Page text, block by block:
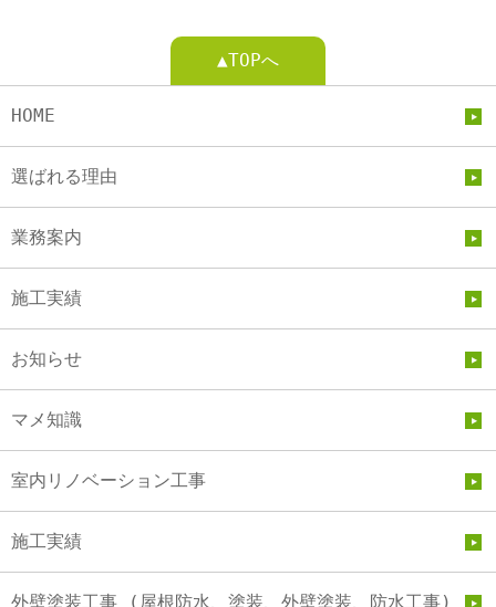
▲TOPへ
HOME
選ばれる理由
業務案内
施工実績
お知らせ
マメ知識
室内リノベーション工事
施工実績
外壁塗装工事 (屋根防水、塗装、外壁塗装、防水工事)